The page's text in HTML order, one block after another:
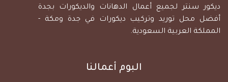
ديكور سنتر لجميع أعمال الدهانات والديكورات بجدة
أفضل محل توريد وتركيب ديكورات في جدة ومكة -
المملكة العربية السعودية.
البوم أعمالنا